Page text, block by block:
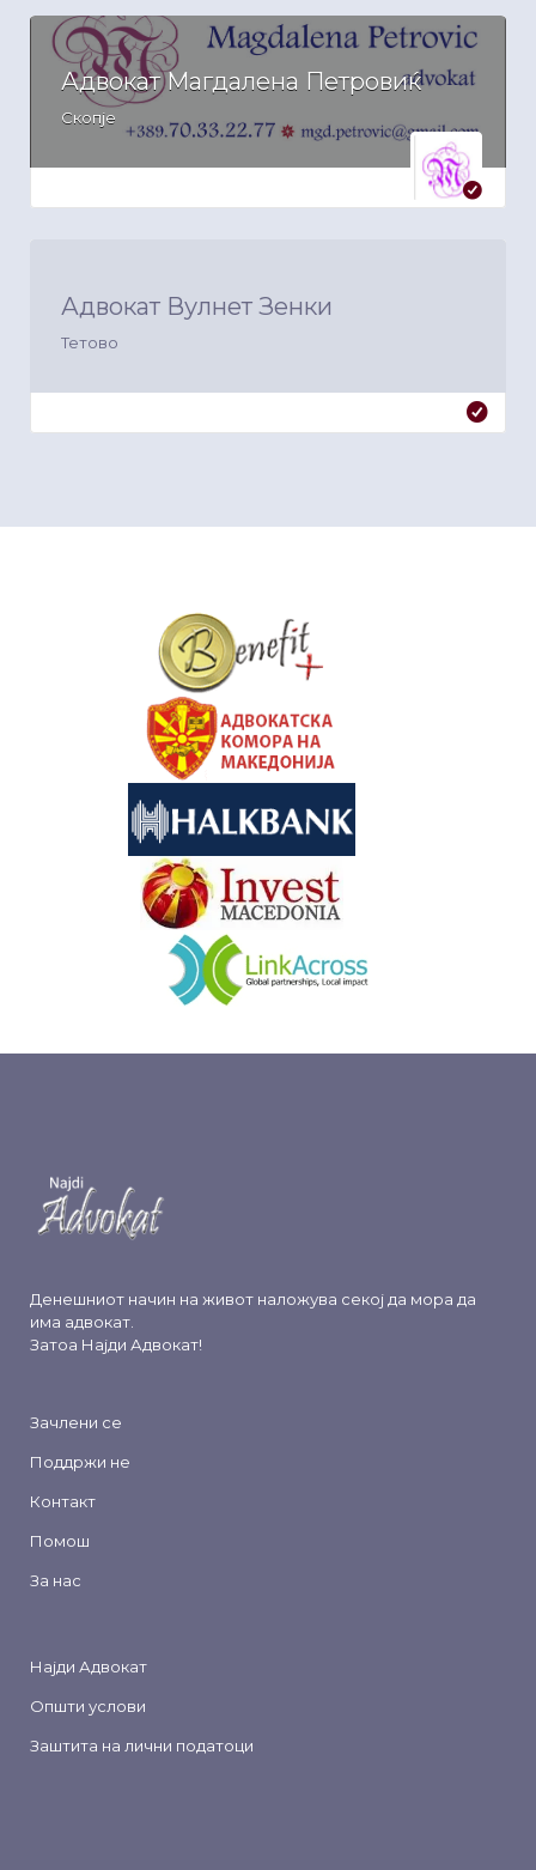
Адвокат Магдалена Петровиќ
Скопје
Адвокат Вулнет Зенки
Тетово
Денешниот начин на живот наложува секој да мора да
има адвокат.
Затоа Најди Адвокат!
Зачлени се
Поддржи не
Контакт
Помош
За нас
Најди Адвокат
Општи услови
Заштита на лични податоци